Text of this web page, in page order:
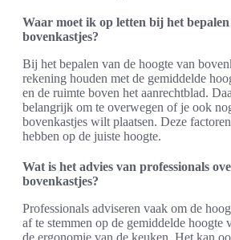
Waar moet ik op letten bij het
bovenkastjes?
Bij het bepalen van de hoogte van
rekening houden met de gemiddelde
en de ruimte boven het aanrechtblad.
belangrijk om te overwegen of je ook
bovenkastjes wilt plaatsen. Deze
hebben op de juiste hoogte.
Wat is het advies van professionals
bovenkastjes?
Professionals adviseren vaak om de
af te stemmen op de gemiddelde hoogte